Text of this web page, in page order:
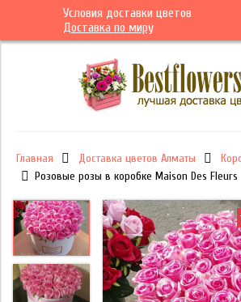
Условия доставки цветов
Доставка по миру
Главная Доставка цветов Алматы
Розовые розы в коробке Maison Des Fleurs